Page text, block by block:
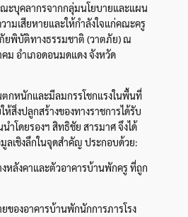
ะบุคลากรจากกลุ่มนโยบายและแผน
มเสียหายและให้กำลังใจแก่คณะครู
ยพิบัติทางธรรมชาติ (วาตภัย) ณ
ม อำเภอดอนมดแดง จังหวัด
กหนักและมีลมกรรโชกแรงในพื้นที่
ห้สิ่งปลูกสร้างของทางราชการได้รับ
ำโดยรองฯ สิทธิชัย สารมาศ จึงได้
ลเชิงลึกในจุดสำคัญ ประกอบด้วย:
งหลังคาและตัวอาคารบ้านพักครู ที่ถูก
ของอาคารบ้านพักนักการภารโรง